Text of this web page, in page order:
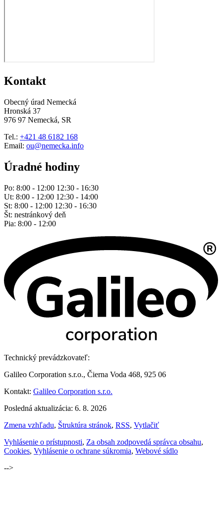
Kontakt
Obecný úrad Nemecká
Hronská 37
976 97 Nemecká, SR
Tel.: +421 48 6182 168
Email: ou@nemecka.info
Úradné hodiny
Po: 8:00 - 12:00 12:30 - 16:30
Ut: 8:00 - 12:00 12:30 - 14:00
St: 8:00 - 12:00 12:30 - 16:30
Št: nestránkový deň
Pia: 8:00 - 12:00
Technický prevádzkovateľ:
Galileo Corporation s.r.o., Čierna Voda 468, 925 06
Kontakt: Galileo Corporation s.r.o.
Posledná aktualizácia: 6. 8. 2026
Zmena vzhľadu, Štruktúra stránok, RSS, Vytlačiť
Vyhlásenie o prístupnosti, Za obsah zodpovedá správca obsahu,
Cookies, Vyhlásenie o ochrane súkromia, Webové sídlo
-->